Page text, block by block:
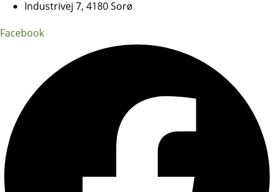
Industrivej 7, 4180 Sorø
Facebook